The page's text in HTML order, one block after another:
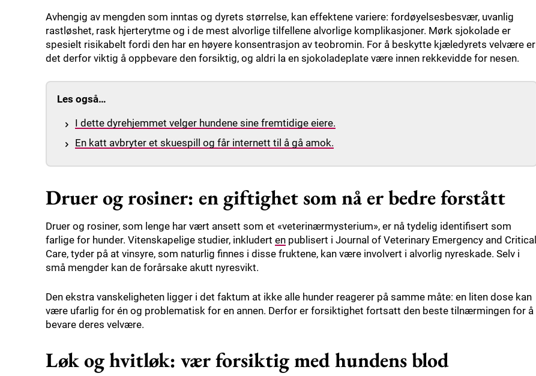
Avhengig av mengden som inntas og dyrets størrelse, kan effektene variere: fordøyelsesbesvær, uvanlig
rastløshet, rask hjerterytme og i de mest alvorlige tilfellene alvorlige komplikasjoner. Mørk sjokolade er
spesielt risikabelt fordi den har en høyere konsentrasjon av teobromin. For å beskytte kjæledyrets velvære er
det derfor viktig å oppbevare den forsiktig, og aldri la en sjokoladeplate være innen rekkevidde for nesen.
Les også…
I dette dyrehjemmet velger hundene sine fremtidige eiere.
En katt avbryter et skuespill og får internett til å gå amok.
Druer og rosiner: en giftighet som nå er bedre forstått
Druer og rosiner, som lenge har vært ansett som et «veterinærmysterium», er nå tydelig identifisert som
farlige for hunder. Vitenskapelige studier, inkludert en publisert i Journal of Veterinary Emergency and Critical
Care, tyder på at vinsyre, som naturlig finnes i disse fruktene, kan være involvert i alvorlig nyreskade. Selv i
små mengder kan de forårsake akutt nyresvikt.
Den ekstra vanskeligheten ligger i det faktum at ikke alle hunder reagerer på samme måte: en liten dose kan
være ufarlig for én og problematisk for en annen. Derfor er forsiktighet fortsatt den beste tilnærmingen for å
bevare deres velvære.
Løk og hvitløk: vær forsiktig med hundens blod